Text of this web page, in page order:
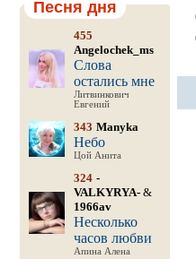
Песня дня
455
Angelochek_ms
Слова
остались мне
Литвинкович
Евгений
343 Manyka
Небо
Цой Анита
324 -
VALKYRYA-&
1966av
Несколько
часов любви
Апина Алена